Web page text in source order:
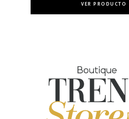
VER PRODUCTO